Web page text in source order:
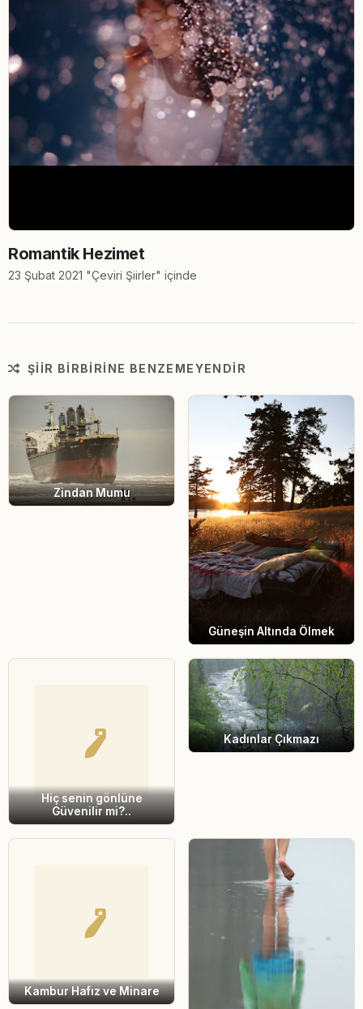
Romantik Hezimet
23 Şubat 2021 "Çeviri Şiirler" içinde
ŞIIR BIRBIRINE BENZEMEYENDIR
Zindan Mumu
Güneşin Altında Ölmek
Hiç senin gönlüne
Güvenilir mi?..
Kadınlar Çıkmazı
Kambur Hafız ve Minare